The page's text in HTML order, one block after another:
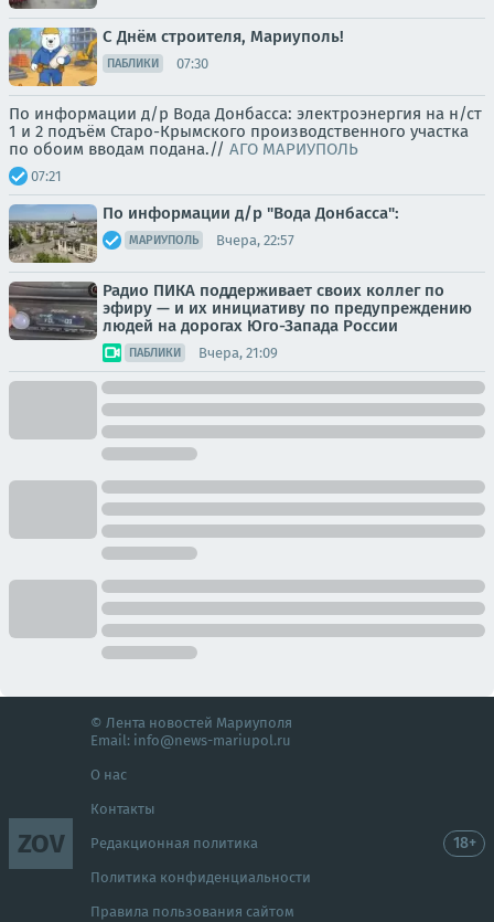
С Днём строителя, Мариуполь!
ПАБЛИКИ 07:30
По информации д/р Вода Донбасса: электроэнергия на н/ст
1 и 2 подъём Старо-Крымского производственного участка
по обоим вводам подана.// АГО МАРИУПОЛЬ
07:21
По информации д/р "Вода Донбасса":
МАРИУПОЛЬ Вчера, 22:57
Радио ПИКА поддерживает своих коллег по
эфиру — и их инициативу по предупреждению
людей на дорогах Юго-Запада России
ПАБЛИКИ Вчера, 21:09
ZOV
© Лента новостей Мариуполя
Email: info@news-mariupol.ru
О нас
Контакты
Редакционная политика
Политика конфиденциальности
Правила пользования сайтом
18+